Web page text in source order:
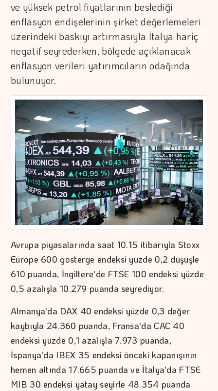
ve yüksek petrol fiyatlarının beslediği
enflasyon endişelerinin şirket değerlemeleri
üzerindeki baskıyı artırmasıyla İtalya hariç
negatif seyrederken, bölgede açıklanacak
enflasyon verileri yatırımcıların odağında
bulunuyor.
Avrupa piyasalarında saat 10.15 itibarıyla Stoxx
Europe 600 gösterge endeksi yüzde 0,2 düşüşle
610 puanda, İngiltere'de FTSE 100 endeksi yüzde
0,5 azalışla 10.279 puanda seyrediyor.
Almanya'da DAX 40 endeksi yüzde 0,3 değer
kaybıyla 24.360 puanda, Fransa'da CAC 40
endeksi yüzde 0,1 azalışla 7.973 puanda,
İspanya'da IBEX 35 endeksi önceki kapanışının
hemen altında 17.665 puanda ve İtalya'da FTSE
MIB 30 endeksi yatay seyirle 48.354 puanda